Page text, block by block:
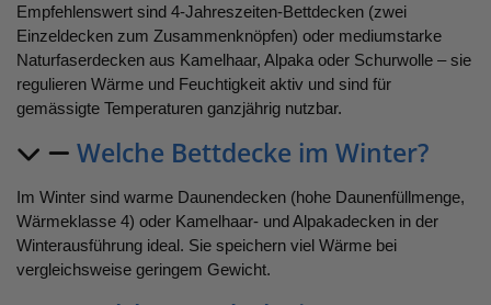
Empfehlenswert sind 4-Jahreszeiten-Bettdecken (zwei
Einzeldecken zum Zusammenknöpfen) oder mediumstarke
Naturfaserdecken aus Kamelhaar, Alpaka oder Schurwolle – sie
regulieren Wärme und Feuchtigkeit aktiv und sind für
gemässigte Temperaturen ganzjährig nutzbar.
Welche Bettdecke im Winter?
Im Winter sind warme Daunendecken (hohe Daunenfüllmenge,
Wärmeklasse 4) oder Kamelhaar- und Alpakadecken in der
Winterausführung ideal. Sie speichern viel Wärme bei
vergleichsweise geringem Gewicht.